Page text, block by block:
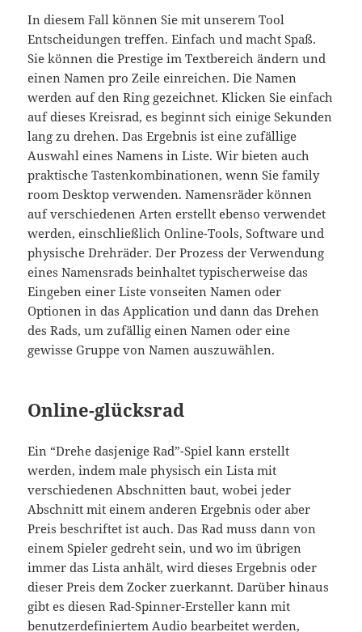
In diesem Fall können Sie mit unserem Tool
Entscheidungen treffen. Einfach und macht Spaß.
Sie können die Prestige im Textbereich ändern und
einen Namen pro Zeile einreichen. Die Namen
werden auf den Ring gezeichnet. Klicken Sie einfach
auf dieses Kreisrad, es beginnt sich einige Sekunden
lang zu drehen. Das Ergebnis ist eine zufällige
Auswahl eines Namens in Liste. Wir bieten auch
praktische Tastenkombinationen, wenn Sie family
room Desktop verwenden. Namensräder können
auf verschiedenen Arten erstellt ebenso verwendet
werden, einschließlich Online-Tools, Software und
physische Drehräder. Der Prozess der Verwendung
eines Namensrads beinhaltet typischerweise das
Eingeben einer Liste vonseiten Namen oder
Optionen in das Application und dann das Drehen
des Rads, um zufällig einen Namen oder eine
gewisse Gruppe von Namen auszuwählen.
Online-glücksrad
Ein “Drehe dasjenige Rad”-Spiel kann erstellt
werden, indem male physisch ein Lista mit
verschiedenen Abschnitten baut, wobei jeder
Abschnitt mit einem anderen Ergebnis oder aber
Preis beschriftet ist auch. Das Rad muss dann von
einem Spieler gedreht sein, und wo im übrigen
immer das Lista anhält, wird dieses Ergebnis oder
dieser Preis dem Zocker zuerkannt. Darüber hinaus
gibt es diesen Rad-Spinner-Ersteller kann mit
benutzerdefiniertem Audio bearbeitet werden,